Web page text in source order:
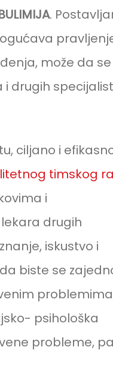
.
može da se
drugih
ciljano i
timskog
i
drugih
iskustvo i
biste se
psihološka
probleme,